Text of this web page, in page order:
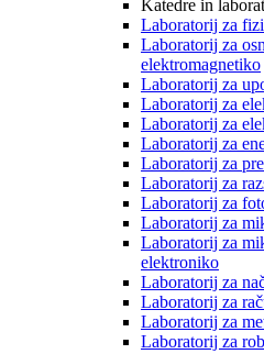
Katedre in
Laboratorij za
Laboratorij za
elektromagnetiko
Laboratorij za
Laboratorij za
Laboratorij za
Laboratorij za
Laboratorij za
Laboratorij za
Laboratorij za
Laboratorij za
Laboratorij za
elektroniko
Laboratorij za
Laboratorij za
Laboratorij za
Laboratorij za